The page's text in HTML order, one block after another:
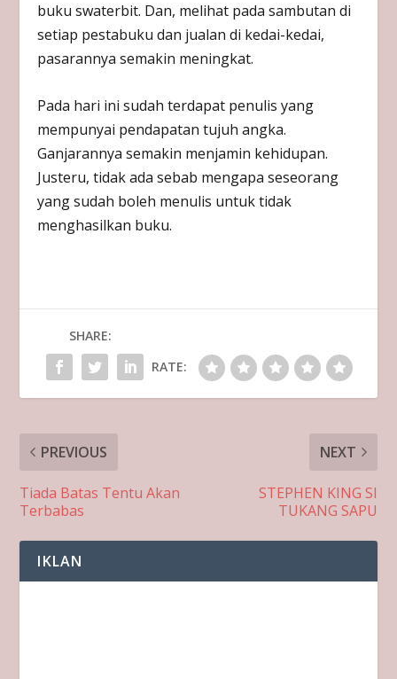
buku swaterbit. Dan, melihat pada sambutan di
setiap pestabuku dan jualan di kedai-kedai,
pasarannya semakin meningkat.
Pada hari ini sudah terdapat penulis yang
mempunyai pendapatan tujuh angka.
Ganjarannya semakin menjamin kehidupan.
Justeru, tidak ada sebab mengapa seseorang
yang sudah boleh menulis untuk tidak
menghasilkan buku.
SHARE:
RATE:
PREVIOUS
Tiada Batas Tentu Akan
Terbabas
NEXT
STEPHEN KING SI
TUKANG SAPU
IKLAN